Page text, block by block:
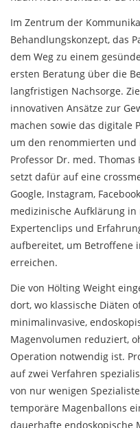
Im Zentrum der
Behandlungskonzept, das
dem Weg zu einem
ersten Beratung über die
langfristigen Nachsorge.
innovativen Ansätze zur
machen sowie das digitale
um den renommierten
Professor Dr. med.
setzt dafür auf eine
Google, Instagram,
medizinische Aufklärung in
Expertenclips und
aufbereitet, um Betroffene
erreichen.
Die von Hölting Weight
dort, wo klassische Diäten
minimalinvasive,
Magenvolumen reduziert,
Operation notwendig ist.
auf zwei Verfahren
von nur wenigen
temporäre Magenballons
dauerhafte endoskopische